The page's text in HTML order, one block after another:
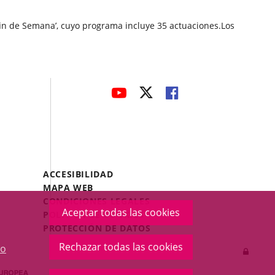
Aceptar todas las cookies
Rechazar todas las cookies
Semana’, cuyo programa incluye 35 actuaciones.Los
ENLACEENLACEENLACE
Menú
Legal
Footer
ACCESIBILIDAD
MAPA WEB
CONDICIONES LEGALES
POLÍTICA DE COOKIES
PROTECCIÓN DE DATOS